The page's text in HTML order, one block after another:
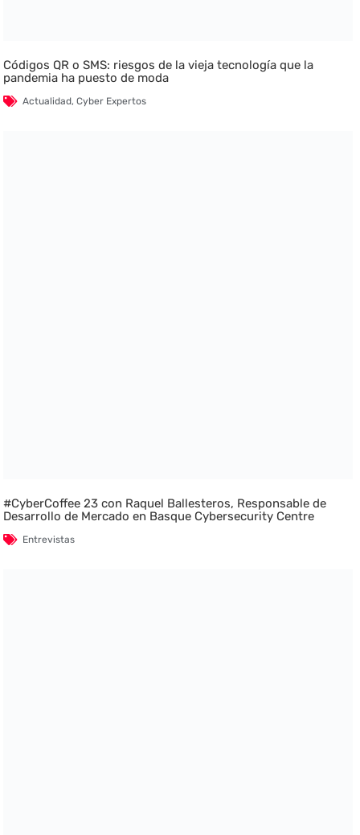
Códigos QR o SMS: riesgos de la vieja tecnología que la
pandemia ha puesto de moda
Actualidad,Cyber Expertos
#CyberCoffee 23 con Raquel Ballesteros, Responsable de
Desarrollo de Mercado en Basque Cybersecurity Centre
Entrevistas